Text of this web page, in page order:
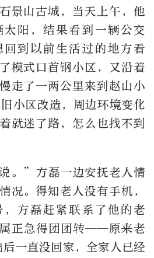
景山古城，当天上午，他
阳，结果看到一辆公交
到以前生活过的地方看
模式口首钢小区，又沿着
走了一两公里来到赵山小
小区改造，周边环境变化
就迷了路，怎么也找不到
。”方磊一边安抚老人情
况。得知老人没有手机，
方磊赶紧联系了他的老
正急得团团转——原来老
一直没回家，全家人已经